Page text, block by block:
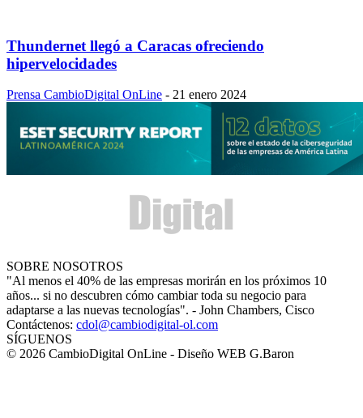
Thundernet llegó a Caracas ofreciendo
hipervelocidades
Prensa CambioDigital OnLine - 21 enero 2024
SOBRE NOSOTROS
"Al menos el 40% de las empresas morirán en los próximos 10
años... si no descubren cómo cambiar toda su negocio para
adaptarse a las nuevas tecnologías". - John Chambers, Cisco
Contáctenos: cdol@cambiodigital-ol.com
SÍGUENOS
© 2026 CambioDigital OnLine - Diseño WEB G.Baron